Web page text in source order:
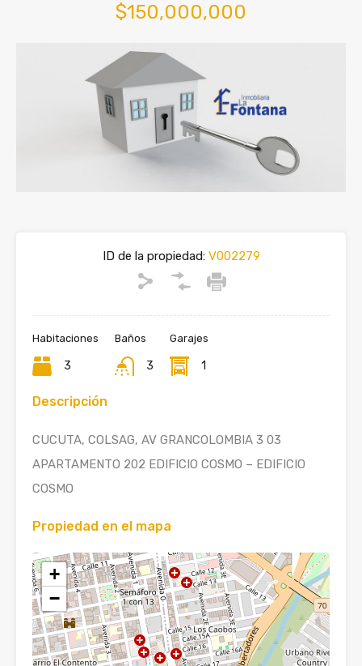
$150,000,000
ID de la propiedad:V002279
Habitaciones
3
Baños
3
Garajes
1
Descripción
CUCUTA, COLSAG, AV GRANCOLOMBIA 3 03
APARTAMENTO 202 EDIFICIO COSMO – EDIFICIO
COSMO
Propiedad en el mapa
+
−